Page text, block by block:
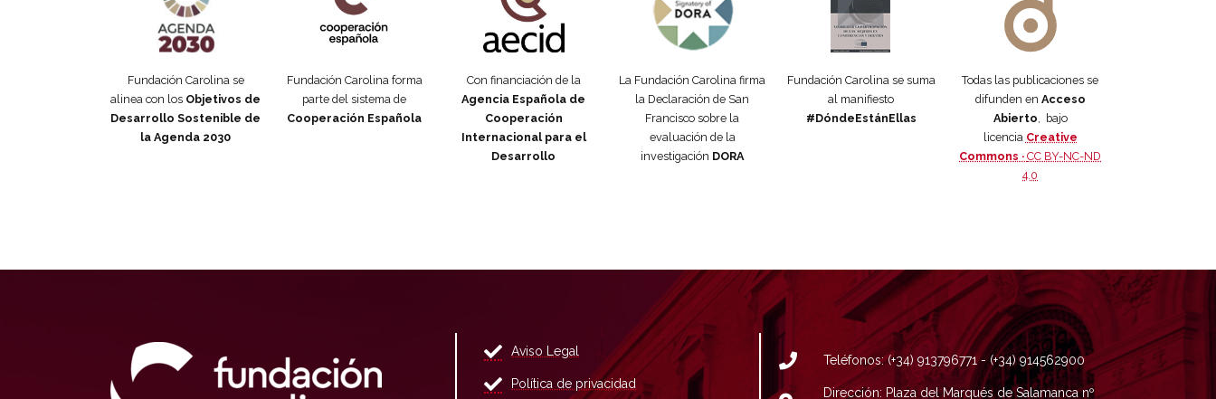
Fundación Carolina se
alinea con los Objetivos de
Desarrollo Sostenible de
la Agenda 2030
Fundación Carolina forma
parte del sistema de
Cooperación Española
Con financiación de la
Agencia Española de
Cooperación
Internacional para el
Desarrollo
La Fundación Carolina firma
la Declaración de San
Francisco sobre la
evaluación de la
investigación DORA
Fundación Carolina se suma
al manifiesto
#DóndeEstánEllas
Todas las publicaciones se
difunden en Acceso
Abierto, bajo
licencia Creative
Commons ·CC BY-NC-ND
4.0
Aviso Legal
Política de privacidad
Teléfonos: (+34) 913796771 - (+34) 914562900
Dirección: Plaza del Marqués de Salamanca nº